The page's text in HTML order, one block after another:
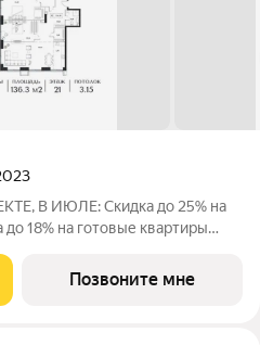
В ИЮЛЕ: Скидка до 25% на
18% на готовые квартиры
Позвоните мне